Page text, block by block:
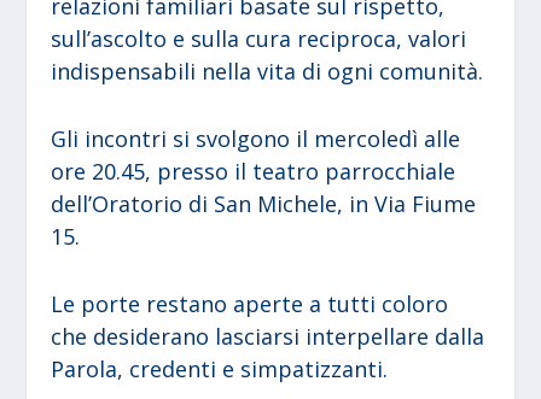
relazioni familiari basate sul rispetto,
sull’ascolto e sulla cura reciproca, valori
indispensabili nella vita di ogni comunità.
Gli incontri si svolgono il mercoledì alle
ore 20.45, presso il teatro parrocchiale
dell’Oratorio di San Michele, in Via Fiume
15.
Le porte restano aperte a tutti coloro
che desiderano lasciarsi interpellare dalla
Parola, credenti e simpatizzanti.